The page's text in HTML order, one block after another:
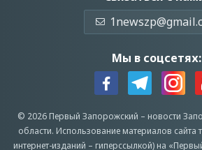
Мы в соцсетях:
© 2026 Первый Запорожский – новости
области. Использование материалов сайта
интернет-изданий – гиперссылкой) на